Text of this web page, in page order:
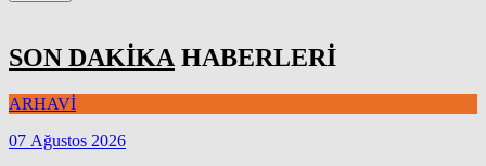
SON DAKİKA HABERLERİ
ARHAVİ
07 Ağustos 2026